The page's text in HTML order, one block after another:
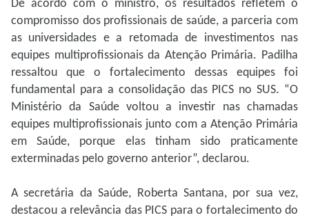
De acordo com o ministro, os resultados refletem o
compromisso dos profissionais de saúde, a parceria com
as universidades e a retomada de investimentos nas
equipes multiprofissionais da Atenção Primária. Padilha
ressaltou que o fortalecimento dessas equipes foi
fundamental para a consolidação das PICS no SUS. “O
Ministério da Saúde voltou a investir nas chamadas
equipes multiprofissionais junto com a Atenção Primária
em Saúde, porque elas tinham sido praticamente
exterminadas pelo governo anterior”, declarou.
A secretária da Saúde, Roberta Santana, por sua vez,
destacou a relevância das PICS para o fortalecimento do